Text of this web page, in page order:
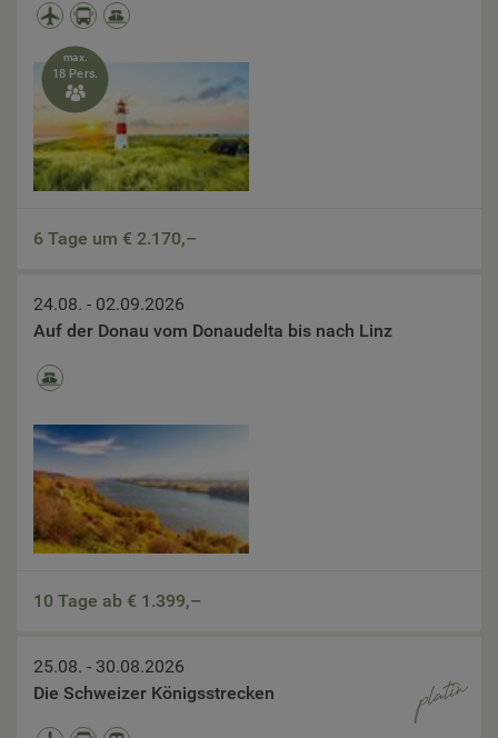
max.
18 Pers.

6 Tage um € 2.170,–
24.08. - 02.09.2026
Auf der Donau vom Donaudelta bis nach Linz
10 Tage ab € 1.399,–
25.08. - 30.08.2026
Die Schweizer Königsstrecken